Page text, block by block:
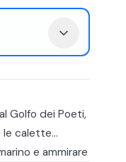
Golfo dei Poeti,
le calette
e ammirare